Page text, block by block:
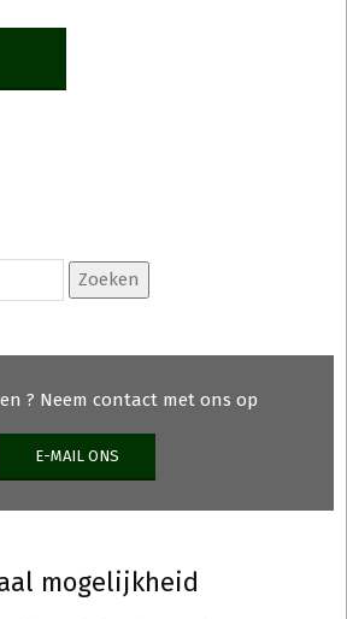
Zoeken
? Neem contact met ons op
E-MAIL ONS
mogelijkheid